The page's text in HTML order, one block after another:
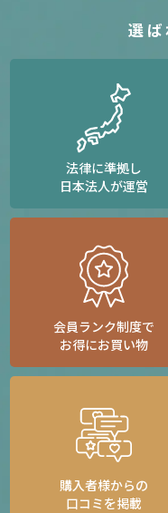
選
法律に準拠し
日本法人が運営
会員ランク制度で
お得にお買い物
購入者様からの
口コミを掲載